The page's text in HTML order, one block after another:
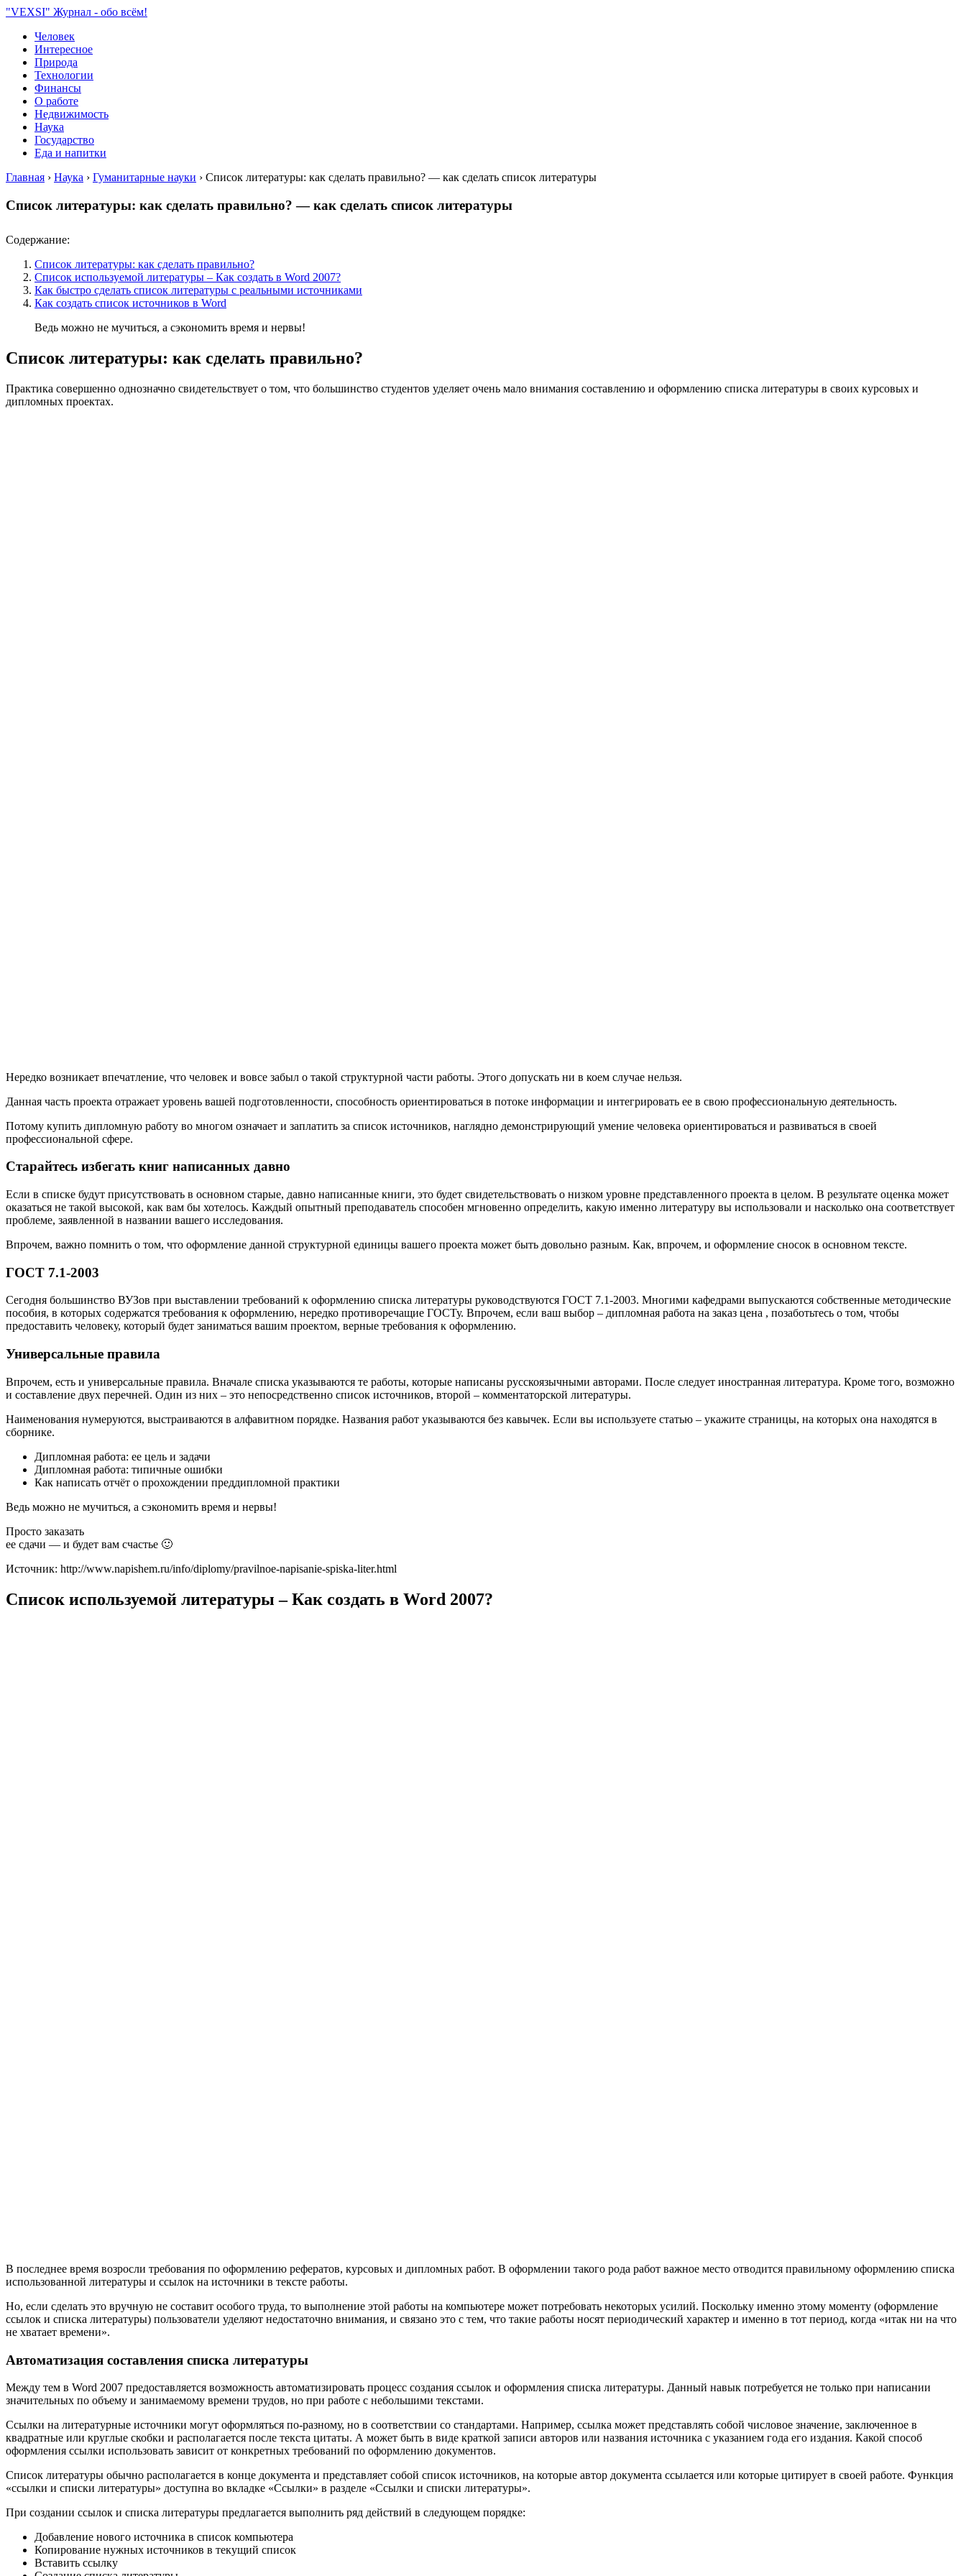
"VEXSI" Журнал - обо всём!
Человек
Интересное
Природа
Технологии
Финансы
О работе
Недвижимость
Наука
Государство
Еда и напитки
Главная › Наука › Гуманитарные науки › Список литературы: как сделать правильно? — как сделать список литературы
Список литературы: как сделать правильно? — как сделать список литературы
Содержание:
Список литературы: как сделать правильно?
Список используемой литературы – Как создать в Word 2007?
Как быстро сделать список литературы с реальными источниками
Как создать список источников в Word
Ведь можно не мучиться, а сэкономить время и нервы!
Список литературы: как сделать правильно?
Практика совершенно однозначно свидетельствует о том, что большинство студентов уделяет очень мало внимания составлению и оформлению списка литературы в своих курсовых и
дипломных проектах.
Нередко возникает впечатление, что человек и вовсе забыл о такой структурной части работы. Этого допускать ни в коем случае нельзя.
Данная часть проекта отражает уровень вашей подготовленности, способность ориентироваться в потоке информации и интегрировать ее в свою профессиональную деятельность.
Потому купить дипломную работу во многом означает и заплатить за список источников, наглядно демонстрирующий умение человека ориентироваться и развиваться в своей
профессиональной сфере.
Старайтесь избегать книг написанных давно
Если в списке будут присутствовать в основном старые, давно написанные книги, это будет свидетельствовать о низком уровне представленного проекта в целом. В результате оценка может
оказаться не такой высокой, как вам бы хотелось. Каждый опытный преподаватель способен мгновенно определить, какую именно литературу вы использовали и насколько она соответствует
проблеме, заявленной в названии вашего исследования.
Впрочем, важно помнить о том, что оформление данной структурной единицы вашего проекта может быть довольно разным. Как, впрочем, и оформление сносок в основном тексте.
ГОСТ 7.1-2003
Сегодня большинство ВУЗов при выставлении требований к оформлению списка литературы руководствуются ГОСТ 7.1-2003. Многими кафедрами выпускаются собственные методические
пособия, в которых содержатся требования к оформлению, нередко противоречащие ГОСТу. Впрочем, если ваш выбор – дипломная работа на заказ цена , позаботьтесь о том, чтобы
предоставить человеку, который будет заниматься вашим проектом, верные требования к оформлению.
Универсальные правила
Впрочем, есть и универсальные правила. Вначале списка указываются те работы, которые написаны русскоязычными авторами. После следует иностранная литература. Кроме того, возможно
и составление двух перечней. Один из них – это непосредственно список источников, второй – комментаторской литературы.
Наименования нумеруются, выстраиваются в алфавитном порядке. Названия работ указываются без кавычек. Если вы используете статью – укажите страницы, на которых она находятся в
сборнике.
Дипломная работа: ее цель и задачи
Дипломная работа: типичные ошибки
Как написать отчёт о прохождении преддипломной практики
Ведь можно не мучиться, а сэкономить время и нервы!
Просто заказать
ее сдачи — и будет вам счастье 🙂
Источник: http://www.napishem.ru/info/diplomy/pravilnoe-napisanie-spiska-liter.html
Список используемой литературы – Как создать в Word 2007?
В последнее время возросли требования по оформлению рефератов, курсовых и дипломных работ. В оформлении такого рода работ важное место отводится правильному оформлению списка
использованной литературы и ссылок на источники в тексте работы.
Но, если сделать это вручную не составит особого труда, то выполнение этой работы на компьютере может потребовать некоторых усилий. Поскольку именно этому моменту (оформление
ссылок и списка литературы) пользователи уделяют недостаточно внимания, и связано это с тем, что такие работы носят периодический характер и именно в тот период, когда «итак ни на что
не хватает времени».
Автоматизация составления списка литературы
Между тем в Word 2007 предоставляется возможность автоматизировать процесс создания ссылок и оформления списка литературы. Данный навык потребуется не только при написании
значительных по объему и занимаемому времени трудов, но при работе с небольшими текстами.
Ссылки на литературные источники могут оформляться по-разному, но в соответствии со стандартами. Например, ссылка может представлять собой числовое значение, заключенное в
квадратные или круглые скобки и располагается после текста цитаты. А может быть в виде краткой записи авторов или названия источника с указанием года его издания. Какой способ
оформления ссылки использовать зависит от конкретных требований по оформлению документов.
Список литературы обычно располагается в конце документа и представляет собой список источников, на которые автор документа ссылается или которые цитирует в своей работе. Функция
«ссылки и списки литературы» доступна во вкладке «Ссылки» в разделе «Ссылки и списки литературы».
При создании ссылок и списка литературы предлагается выполнить ряд действий в следующем порядке:
Добавление нового источника в список компьютера
Копирование нужных источников в текущий список
Вставить ссылку